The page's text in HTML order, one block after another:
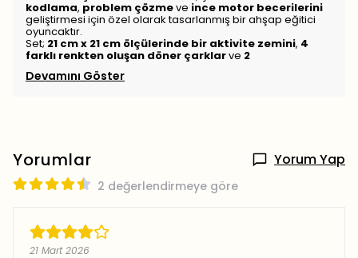
kodlama, problem çözmeve ince motor becerilerini
geliştirmesi için özel olarak tasarlanmış bir ahşap eğitici
oyuncaktır.
Set; 21 cm x 21 cm ölçülerinde bir aktivite zemini, 4
farklı renkten oluşan döner çarklarve 2
Devamını Göster
Yorumlar Yorum Yap
2 değerlendirmeye göre
21 Mart 2026